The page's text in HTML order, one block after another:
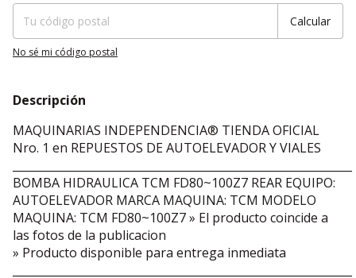
Calcular
No sé mi código postal
Descripción
MAQUINARIAS INDEPENDENCIA® TIENDA OFICIAL
Nro. 1 en REPUESTOS DE AUTOELEVADOR Y VIALES
BOMBA HIDRAULICA TCM FD80~100Z7 REAR EQUIPO:
AUTOELEVADOR MARCA MAQUINA: TCM MODELO
MAQUINA: TCM FD80~100Z7 » El producto coincide a
las fotos de la publicacion
» Producto disponible para entrega inmediata